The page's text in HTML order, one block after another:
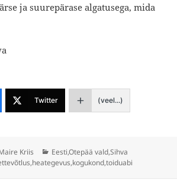
ja suurepärase algatusega, mida
Twitter (veel...)
Kriis Rubriigid
Eesti,Otepää vald,Sihva
,heategevus,kogukond,toiduabi